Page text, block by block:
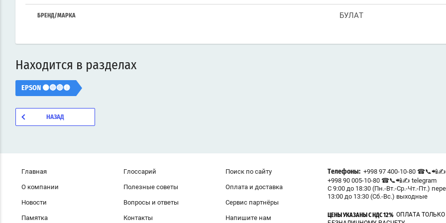
БРЕНД/МАРКА БУЛАТ
Находится в разделах
EPSON ⚫🔵🔴🟡
НАЗАД
Главная
О компании
Новости
Памятка
Глоссарий
Полезные советы
Вопросы и ответы
Контакты
Поиск по сайту
Оплата и доставка
Сервис партнёры
Напишите нам
Телефоны: +998 97 400-10-80 ☎📞📲✍
+998 90 005-10-80 ☎📞📲✍ telegram
С 9:00 до 18:30 (Пн.-Вт.-Ср.-Чт.-Пт.)
13:00 до 13:30 (Сб.-Вс.) выходные
ЦЕНЫ УКАЗАНЫ С НДС 12% ОПЛАТА